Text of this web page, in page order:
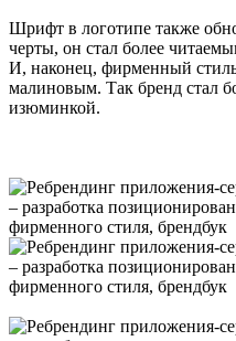
Шрифт в логотипе также
черты, он стал более
И, наконец, фирменный
малиновым. Так бренд стал
изюминкой.